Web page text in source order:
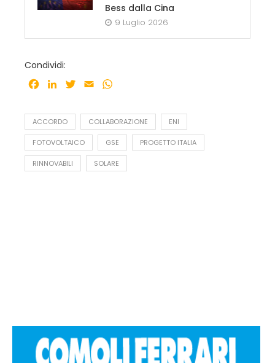
Bess dalla Cina
9 Luglio 2026
Condividi:
Facebook
LinkedInTwitter
Email
ACCORDO COLLABORAZIONE ENI
FOTOVOLTAICO GSE PROGETTO ITALIA
RINNOVABILI SOLARE